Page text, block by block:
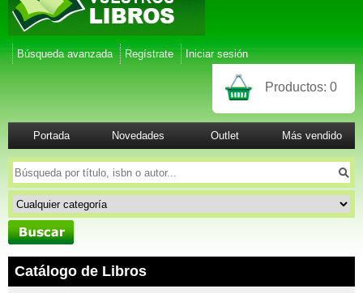
Búsqueda avanzada Regístrate Iniciar sesión
Productos: 0
Portada Novedades Outlet Más vendido
Catálogo de Libros